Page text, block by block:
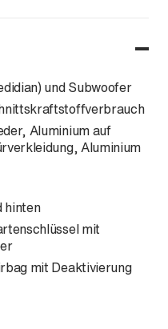
und Subwoofer
Aluminium auf
Aluminium
hinten
mit
mit Deaktivierung